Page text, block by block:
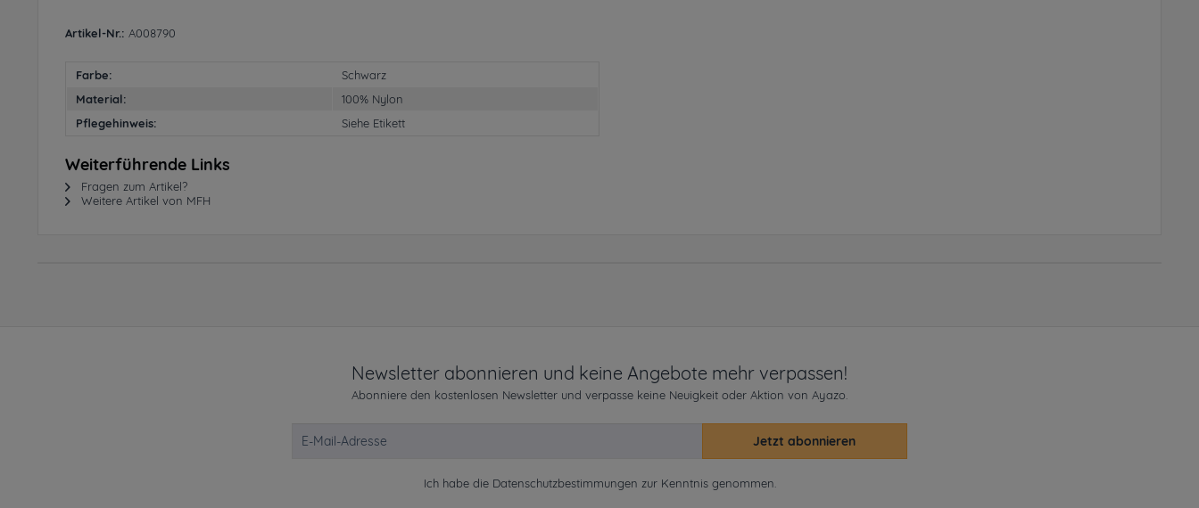
Artikel-Nr.: A008790
Farbe:
Schwarz
Material:
100% Nylon
Pflegehinweis:
Siehe Etikett
Weiterführende Links
Fragen zum Artikel?
Weitere Artikel von MFH
Newsletter abonnieren und keine Angebote mehr verpassen!
Abonniere den kostenlosen Newsletter und verpasse keine Neuigkeit oder Aktion von Ayazo.
Jetzt abonnieren
Ich habe die Datenschutzbestimmungen zur Kenntnis genommen.